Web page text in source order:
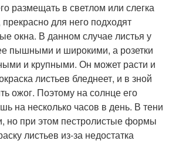
размещать в светлом или слегка
для него подходят
окна. В данном случае листья у
пышными и широкими, а розетки
и крупными. Он может расти и
листьев бледнеет, и в зной
ожог. Поэтому на солнце его
на несколько часов в день. В тени
но при этом пестролистые формы
листьев из-за недостатка